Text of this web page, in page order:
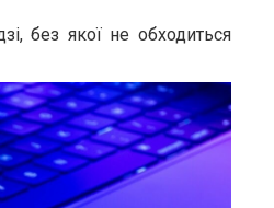
без якої не обходиться